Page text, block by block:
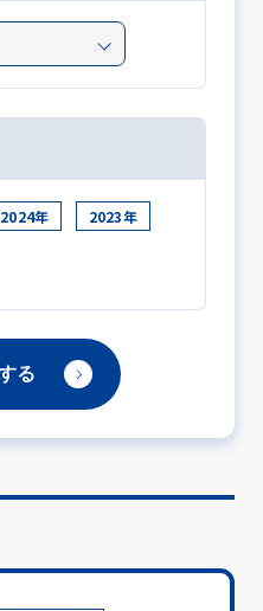
2024年 2023年